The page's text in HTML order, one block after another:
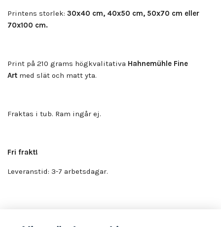
Printens storlek: 30x40 cm, 40x50 cm, 50x70 cm eller
70x100 cm.
Print på 210 grams högkvalitativa Hahnemühle Fine
Art med slät och matt yta.
Fraktas i tub. Ram ingår ej.
Fri frakt!
Leveranstid: 3-7 arbetsdagar.